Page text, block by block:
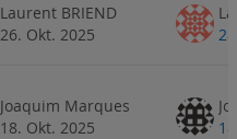
Laurent BRIEND
26. Okt. 2025
Joaquim Marques
18. Okt. 2025